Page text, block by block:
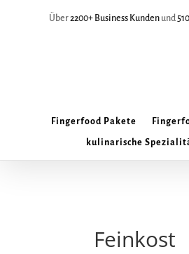
Über2200+ Business Kunden und
Fingerfood Pakete
kulinarische
Feinkost